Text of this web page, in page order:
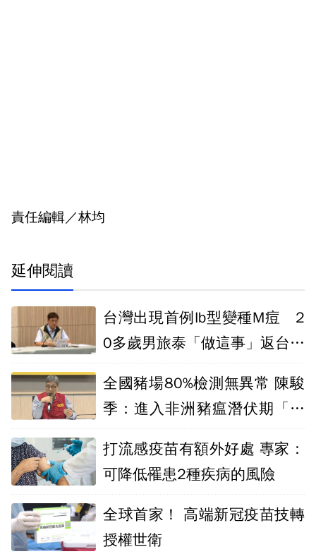
責任編輯／林均
延伸閱讀
台灣出現首例Ib型變種M痘 2
0多歲男旅泰「做這事」返台確
全國豬場80%檢測無異常 陳駿
季：進入非洲豬瘟潛伏期「緊
打流感疫苗有額外好處 專家：
可降低罹患2種疾病的風險
全球首家！ 高端新冠疫苗技轉
授權世衛